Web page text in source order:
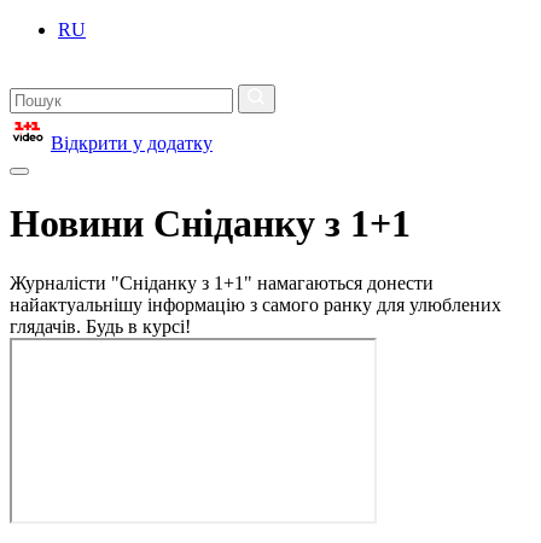
RU
Відкрити у додатку
Новини Сніданку з 1+1
Журналісти "Сніданку з 1+1" намагаються донести
найактуальнішу інформацію з самого ранку для улюблених
глядачів. Будь в курсі!